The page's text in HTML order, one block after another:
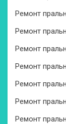
Ремонт
Ремонт
Ремонт
Ремонт
Ремонт
Ремонт
Ремонт